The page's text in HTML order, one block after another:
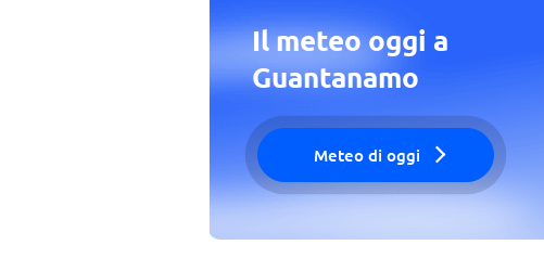
Il meteo oggi a
Guantanamo
Meteo di oggi